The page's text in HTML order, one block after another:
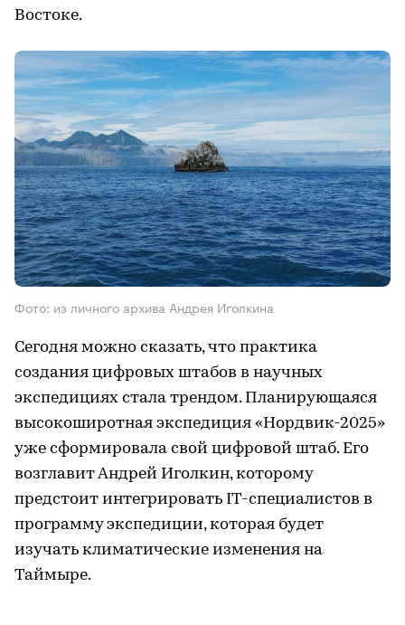
Востоке.
Фото: из личного архива Андрея Иголкина
Сегодня можно сказать, что практика
создания цифровых штабов в научных
экспедициях стала трендом. Планирующаяся
высокоширотная экспедиция «Нордвик-2025»
уже сформировала свой цифровой штаб. Его
возглавит Андрей Иголкин, которому
предстоит интегрировать IT-специалистов в
программу экспедиции, которая будет
изучать климатические изменения на
Таймыре.